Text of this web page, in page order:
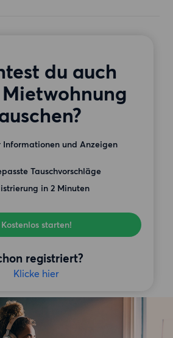
du auch
Informationen und Anzeigen
Tauschvorschläge
in 2 Minuten
Kostenlos starten!
registriert?
Klicke hier